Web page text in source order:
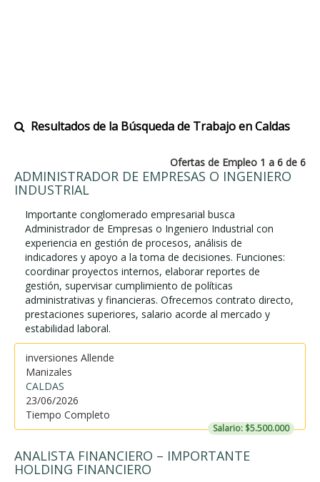
Resultados de la Búsqueda de Trabajo en Caldas
Ofertas de Empleo 1 a 6 de 6
ADMINISTRADOR DE EMPRESAS O INGENIERO
INDUSTRIAL
Importante conglomerado empresarial busca
Administrador de Empresas o Ingeniero Industrial con
experiencia en gestión de procesos, análisis de
indicadores y apoyo a la toma de decisiones. Funciones:
coordinar proyectos internos, elaborar reportes de
gestión, supervisar cumplimiento de políticas
administrativas y financieras. Ofrecemos contrato directo,
prestaciones superiores, salario acorde al mercado y
estabilidad laboral.
inversiones Allende
Manizales
CALDAS
23/06/2026
Tiempo Completo
Salario: $5.500.000
ANALISTA FINANCIERO – IMPORTANTE
HOLDING FINANCIERO